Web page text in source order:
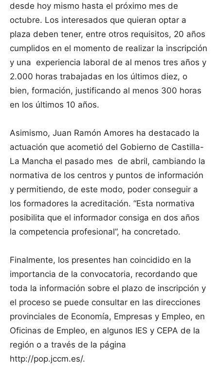
desde hoy mismo hasta el próximo mes de
octubre. Los interesados que quieran optar a
plaza deben tener, entre otros requisitos, 20 años
cumplidos en el momento de realizar la inscripción
y una experiencia laboral de al menos tres años y
2.000 horas trabajadas en los últimos diez, o
bien, formación, justificando al menos 300 horas
en los últimos 10 años.
Asimismo, Juan Ramón Amores ha destacado la
actuación que acometió del Gobierno de Castilla-
La Mancha el pasado mes de abril, cambiando la
normativa de los centros y puntos de información
y permitiendo, de este modo, poder conseguir a
los formadores la acreditación. “Esta normativa
posibilita que el informador consiga en dos años
la competencia profesional”, ha concretado.
Finalmente, los presentes han coincidido en la
importancia de la convocatoria, recordando que
toda la información sobre el plazo de inscripción y
el proceso se puede consultar en las direcciones
provinciales de Economía, Empresas y Empleo, en
Oficinas de Empleo, en algunos IES y CEPA de la
región o a través de la página
http://pop.jccm.es/.